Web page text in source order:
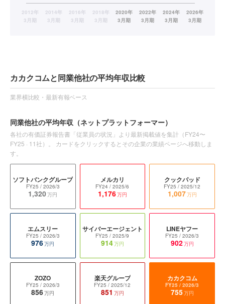
カカクコムと同業他社の平均年収比較
業界横比較・最新有報ベース
同業他社の平均年収 （ネットプラットフォーマー）
各社の有価証券報告書「従業員の状況」より最新掲載値を集計（FY24〜
FY25 · 11社）。 カードをクリックするとその企業の業績ページへ移動しま
す。
ソフトバンクグループ
FY25 / 2026/3
1,320万円
メルカリ
FY24 / 2025/6
1,176万円
クックパッド
FY25 / 2025/12
1,007万円
エムスリー
FY25 / 2026/3
976万円
サイバーエージェント
FY25 / 2025/9
914万円
LINEヤフー
FY25 / 2026/3
902万円
ZOZO
FY25 / 2026/3
856万円
楽天グループ
FY25 / 2025/12
851 万円
カカクコム
FY25 / 2026/3
755万円